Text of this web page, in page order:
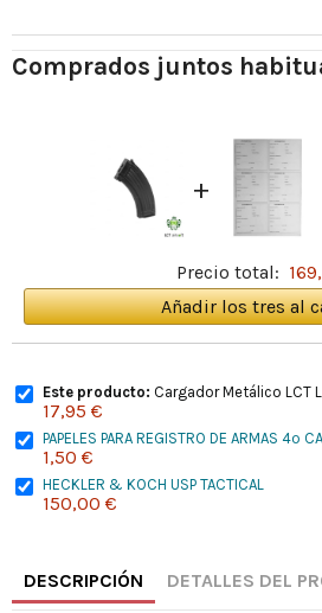
Comprados juntos
+
Precio total:
Añadir los tres al
Este producto: Cargador Metálico LCT
17,95 €
PAPELES PARA REGISTRO DE ARMAS 4º
1,50 €
HECKLER & KOCH USP TACTICAL
150,00 €
DESCRIPCIÓN DETALLES DEL